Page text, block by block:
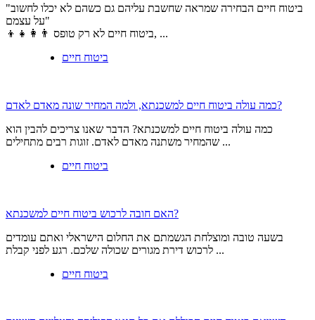
"ביטוח חיים הבחירה שמראה שחשבת עליהם גם כשהם לא יכלו לחשוב
על עצמם"
👨‍👩‍👧‍👦 ביטוח חיים לא רק טופס, ...
ביטוח חיים
כמה עולה ביטוח חיים למשכנתא, ולמה המחיר שונה מאדם לאדם?
כמה עולה ביטוח חיים למשכנתא? הדבר שאנו צריכים להבין הוא
שהמחיר משתנה מאדם לאדם. זוגות רבים מתחילים ...
ביטוח חיים
האם חובה לרכוש ביטוח חיים למשכנתא?
בשעה טובה ומוצלחת הגשמתם את החלום הישראלי ואתם עומדים
לרכוש דירת מגורים שכולה שלכם. רגע לפני קבלת ...
ביטוח חיים